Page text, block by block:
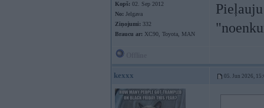
Kopš: 02. Sep 2012
No: Jelgava
Ziņojumi: 332
Braucu ar: XC90, Toyota, MAN
kexxx 05. Jun 2026,